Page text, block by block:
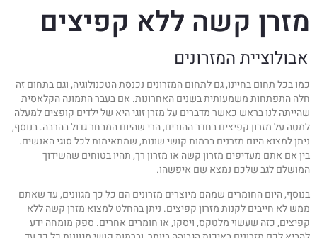
מזרן קשה ללא קפיצים
אבולוציית המזרונים
כמו בכל תחום בחיינו, גם לתחום המזרונים נכנסת הטכנולוגיה, וגם בתחום זה
חלה התפתחות משמעותית בשנים האחרונות. אם בעבר התמונה הקלאסית
שהייתה לנו בראש כאשר מדברים על מזרן זוגי היא של ילדים קופצים למעלה
למטה על מזרון קפיצים בחדר ההורים, הרי שהיום המבחר גדול בהרבה. בנוסף,
ניתן למצוא היום מזרנים ברמות קושי שונות, שמתאימות לכל סוגי האנשים.
בין אם אתם מעדיפים מזרון קשה או מזרון רך, תהיו בטוחים שהשידוך
המושלם לגב שלכם נמצא שם איפשהו.
בנוסף, היום החומרים שמהם מיוצרים מזרונים הם כל כך מגוונים, עד שאתם
ממש לא חייבים לקנות מזרון קפיצים. ניתן בהחלט למצוא מזרן קשה ללא
קפיצים, כזה שעשוי מלטקס, ויסקו, או חומרים אחרים. ספק מומחה ידע